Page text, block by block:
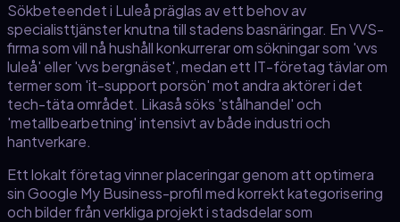
Sökbeteendet i Luleå präglas av ett behov av
specialisttjänster knutna till stadens basnäringar. En VVS-
firma som vill nå hushåll konkurrerar om sökningar som 'vvs
luleå' eller 'vvs bergnäset', medan ett IT-företag tävlar om
termer som 'it-support porsön' mot andra aktörer i det
tech-täta området. Likaså söks 'stålhandel' och
'metallbearbetning' intensivt av både industri och
hantverkare.
Ett lokalt företag vinner placeringar genom att optimera
sin Google My Business-profil med korrekt kategorisering
och bilder från verkliga projekt i stadsdelar som